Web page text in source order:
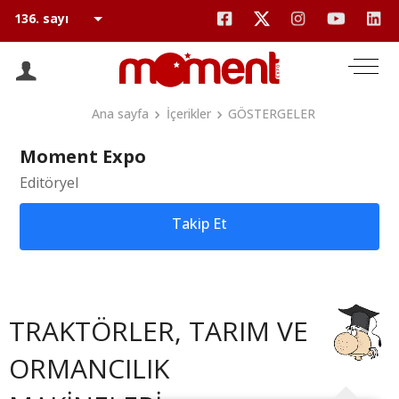
Ana sayfa İçerikler GÖSTERGELER
Moment Expo
Editöryel
Takip Et
TRAKTÖRLER, TARIM VE
ORMANCILIK